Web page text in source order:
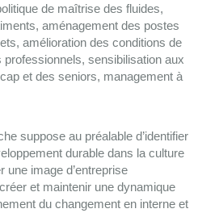
de maîtrise des fluides,
aménagement des postes
amélioration des conditions de
sensibilisation aux
et des seniors, management à
suppose au préalable d’identifier
durable dans la culture
une image d’entreprise
et maintenir une dynamique
du changement en interne et